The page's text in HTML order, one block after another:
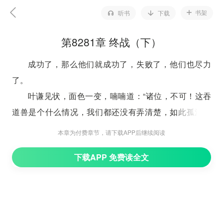
听书 下载 书架
第8281章 终战（下）
成功了，那么他们就成功了，失败了，他们也尽力
了。
叶谦见状，面色一变，喃喃道：“诸位，不可！这吞
道兽是个什么情况，我们都还没有弄清楚，如此孤注一
掷，很有可能会失败。”
乎是我们看到的唯一的希望。”黄庭老祖开口说道：“既然
本章为付费章节，请下载APP后继续阅读
下载APP 免费读全文